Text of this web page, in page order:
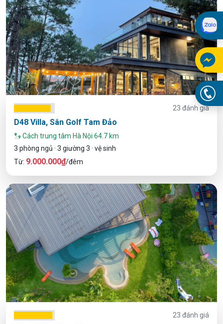
23 đánh giá
D48 Villa, Sân Golf Tam Đảo
Cách trung tâm Hà Nội 64.7 km
3 phòng ngủ · 3 giường 3 · vệ sinh
Từ: 9.000.000₫/đêm
23 đánh giá